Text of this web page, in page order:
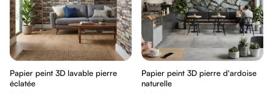
Papier peint 3D lavable pierre
éclatée
Papier peint 3D pierre d'ardoise
naturelle